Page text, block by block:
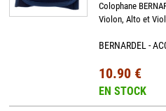
Colophane
Violon, Alto et
BERNARDEL -
10.90 €
EN STOCK